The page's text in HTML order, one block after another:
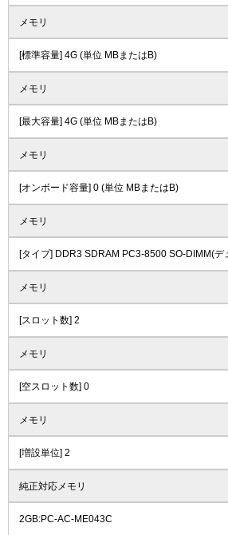
メモリ
[標準容量] 4G (単位 MBまたはB)
メモリ
[最大容量] 4G (単位 MBまたはB)
メモリ
[オンボード容量] 0 (単位 MBまたはB)
メモリ
[タイプ] DDR3 SDRAM PC3-8500 SO-DIMM(デ
メモリ
[スロット数] 2
メモリ
[空スロット数] 0
メモリ
[増設単位] 2
純正対応メモリ
2GB:PC-AC-ME043C